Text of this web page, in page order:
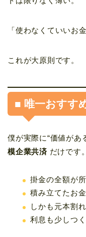
「使わなくていいお
これが大原則です。
■ 唯一おすす
僕が実際に“価値があ
模企業共済だけです。
掛金の全額が
積み立てたお
しかも元本割
利息も少しつく